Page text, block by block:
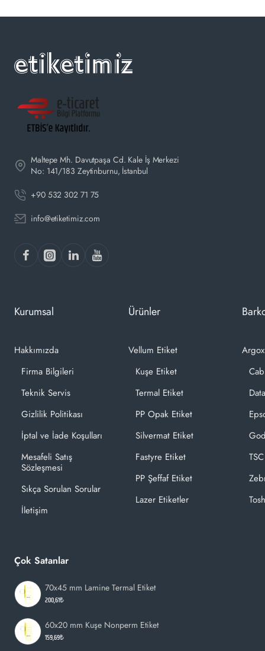
Maltepe Mh. Davutpaşa Cd. Kale İş Merkezi
No: 141/183 Zeytinburnu, İstanbul
+90 532 302 71 75
info@etiketimiz.com
Kurumsal
Hakkımızda
Firma Bilgileri
Teknik Servis
Gizlilik Politikası
İptal ve İade Koşulları
Mesafeli Satış
Sözleşmesi
Sıkça Sorulan Sorular
İletişim
Ürünler
Vellum Etiket
Kuşe Etiket
Termal Etiket
PP Opak Etiket
Silvermat Etiket
Fastyre Etiket
PP Şeffaf Etiket
Lazer Etiketler
Çok Satanlar
70x45 mm Lamine Termal Etiket
200,61₺
60x20 mm Kuşe Nonperm Etiket
159,69₺